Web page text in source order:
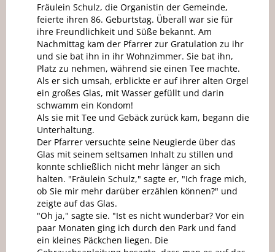
Fräulein Schulz, die Organistin der Gemeinde,
feierte ihren 86. Geburtstag. Überall war sie für
ihre Freundlichkeit und Süße bekannt. Am
Nachmittag kam der Pfarrer zur Gratulation zu ihr
und sie bat ihn in ihr Wohnzimmer. Sie bat ihn,
Platz zu nehmen, während sie einen Tee machte.
Als er sich umsah, erblickte er auf ihrer alten Orgel
ein großes Glas, mit Wasser gefüllt und darin
schwamm ein Kondom!
Als sie mit Tee und Gebäck zurück kam, begann die
Unterhaltung.
Der Pfarrer versuchte seine Neugierde über das
Glas mit seinem seltsamen Inhalt zu stillen und
konnte schließlich nicht mehr länger an sich
halten. "Fräulein Schulz," sagte er, "Ich frage mich,
ob Sie mir mehr darüber erzählen können?" und
zeigte auf das Glas.
"Oh ja," sagte sie. "Ist es nicht wunderbar? Vor ein
paar Monaten ging ich durch den Park und fand
ein kleines Päckchen liegen. Die